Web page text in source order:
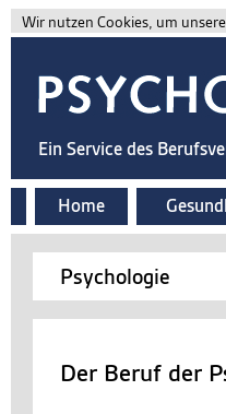
Wir nutzen Cookies, um
Ein Service des
Home
Psychologie
Der Beruf der